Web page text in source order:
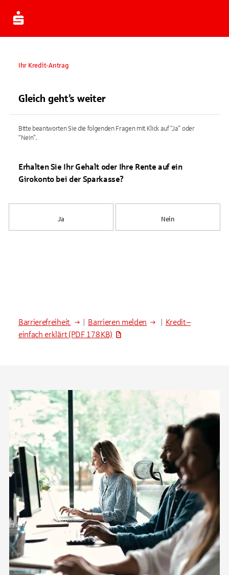
Ihr Kredit-Antrag
Gleich geht’s weiter
Bitte beantworten Sie die folgenden Fragen mit Klick auf “Ja” oder
“Nein”.
Erhalten Sie Ihr Gehalt oder Ihre Rente auf ein
Girokonto bei der Sparkasse?
Ja Nein
Barrierefreiheit Barrieren melden
Kredit –
einfach erklärt (PDF 178 KB)